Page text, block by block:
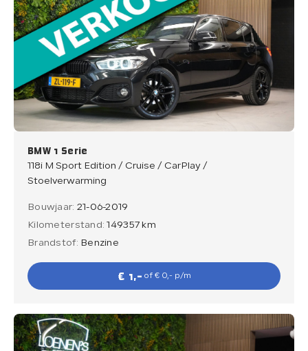
BMW 1 Serie
118i M Sport Edition / Cruise / CarPlay /
Stoelverwarming
Bouwjaar: 21-06-2019
Kilometerstand:149357 km
Brandstof: Benzine
€ 1,- of € 0,- p/m